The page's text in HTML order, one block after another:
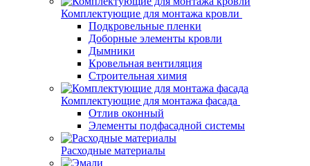
Комплектующие для монтажа кровли
Подкровельные пленки
Доборные элементы кровли
Дымники
Кровельная вентиляция
Строительная химия
Комплектующие для монтажа фасада
Отлив оконный
Элементы подфасадной системы
Расходные материалы